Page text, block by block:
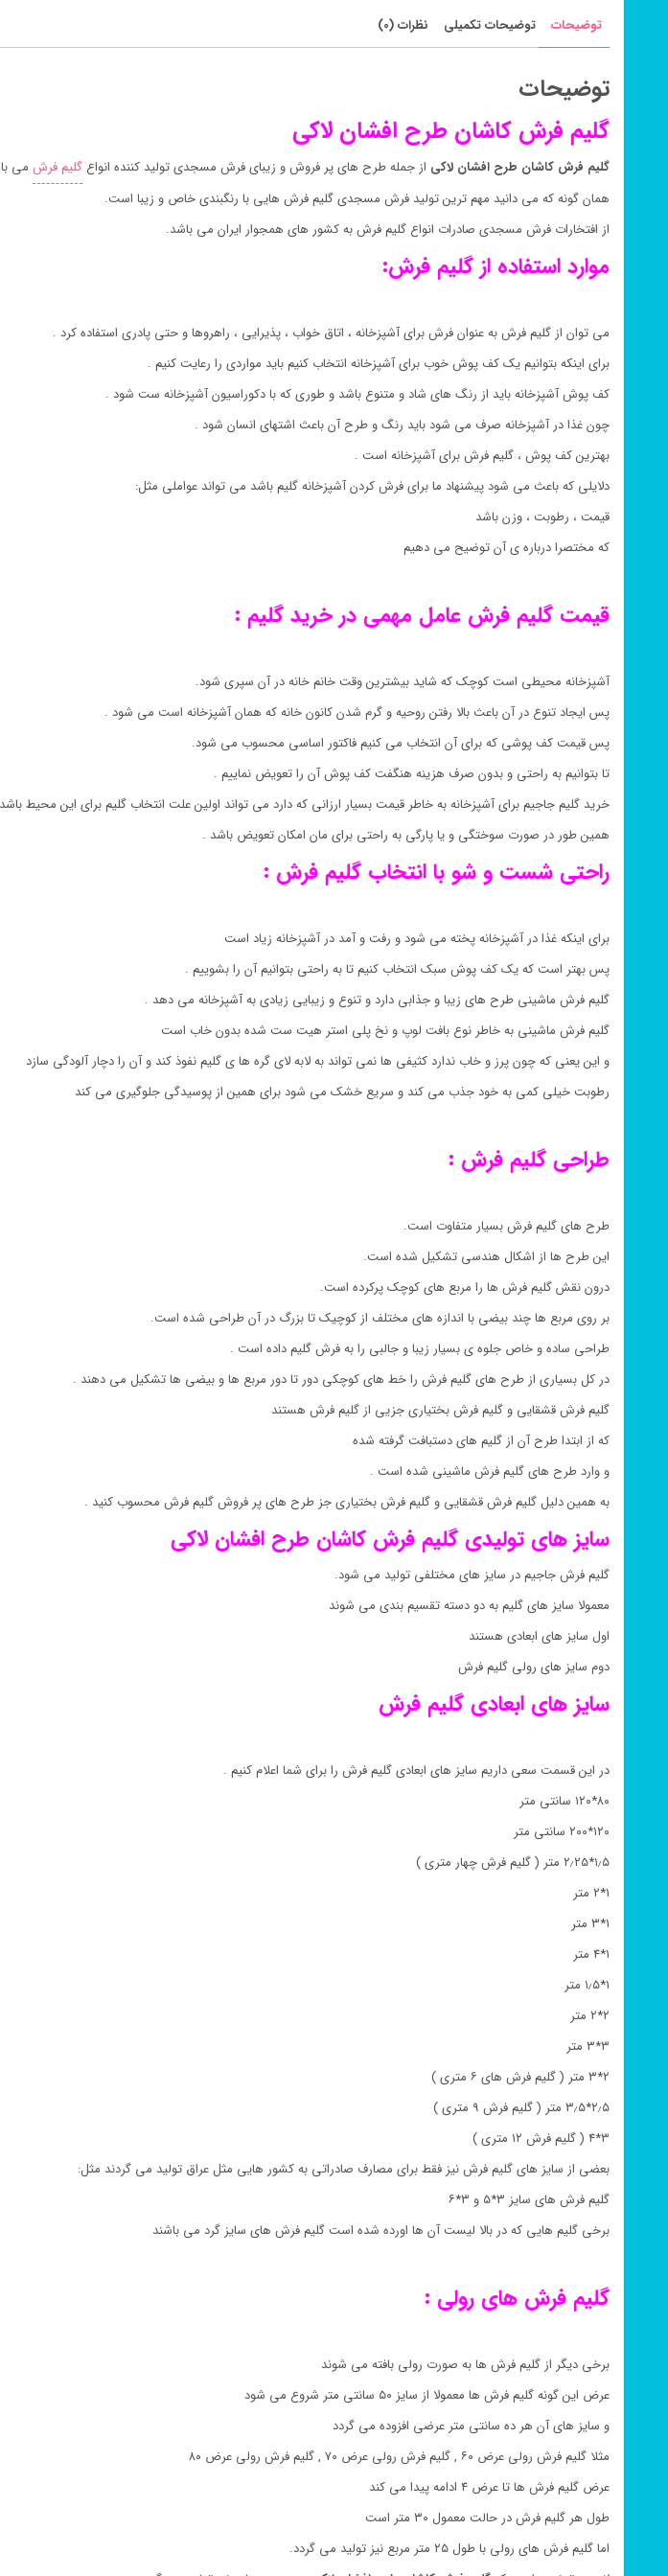
توضیحات توضیحات تکمیلی نظرات (0)
توضیحات
گلیم فرش کاشان طرح افشان لاکی
گلیم فرش کاشان طرح افشان لاکی از جمله طرح های پر فروش و زیبای فرش مسجدی تولید کننده انواعگلیم فرش می
همان گونه که می دانید مهم ترین تولید فرش مسجدی گلیم فرش هایی با رنگبندی خاص و زیبا است.
از افتخارات فرش مسجدی صادرات انواع گلیم فرش به کشور های همجوار ایران می باشد.
موارد استفاده از گلیم فرش:
می توان از گلیم فرش به عنوان فرش برای آشپزخانه ، اتاق خواب ، پذیرایی ، راهروها و حتی پادری استفاده کرد .
برای اینکه بتوانیم یک کف پوش خوب برای آشپزخانه انتخاب کنیم باید مواردی را رعایت کنیم .
کف پوش آشپزخانه باید از رنگ های شاد و متنوع باشد و طوری که با دکوراسیون آشپزخانه ست شود .
چون غذا در آشپزخانه صرف می شود باید رنگ و طرح آن باعث اشتهای انسان شود .
بهترین کف پوش ، گلیم فرش برای آشپزخانه است .
دلایلی که باعث می شود پیشنهاد ما برای فرش کردن آشپزخانه گلیم باشد می تواند عواملی مثل:
قیمت ، رطوبت ، وزن باشد
که مختصرا درباره ی آن توضیح می دهیم
قیمت گلیم فرش عامل مهمی در خرید گلیم :
آشپزخانه محیطی است کوچک که شاید بیشترین وقت خانم خانه در آن سپری شود.
پس ایجاد تنوع در آن باعث بالا رفتن روحیه و گرم شدن کانون خانه که همان آشپزخانه است می شود .
پس قیمت کف پوشی که برای آن انتخاب می کنیم فاکتور اساسی محسوب می شود.
تا بتوانیم به راحتی و بدون صرف هزینه هنگفت کف پوش آن را تعویض نماییم .
خرید گلیم جاجیم برای آشپزخانه به خاطر قیمت بسیار ارزانی که دارد می تواند اولین علت انتخاب گلیم برای این محیط
همین طور در صورت سوختگی و یا پارگی به راحتی برای مان امکان تعویض باشد .
راحتی شست و شو با انتخاب گلیم فرش :
برای اینکه غذا در آشپزخانه پخته می شود و رفت و آمد در آشپزخانه زیاد است
پس بهتر است که یک کف پوش سبک انتخاب کنیم تا به راحتی بتوانیم آن را بشوییم .
گلیم فرش ماشینی طرح های زیبا و جذابی دارد و تنوع و زیبایی زیادی به آشپزخانه می دهد .
گلیم فرش ماشینی به خاطر نوع بافت لوپ و نخ پلی استر هیت ست شده بدون خاب است
و این یعنی که چون پرز و خاب ندارد کثیفی ها نمی تواند به لابه لای گره ها ی گلیم نفوذ کند و آن را دچار آلودگی سازد
رطوبت خیلی کمی به خود جذب می کند و سریع خشک می شود برای همین از پوسیدگی جلوگیری می کند
طراحی گلیم فرش :
طرح های گلیم فرش بسیار متفاوت است.
این طرح ها از اشکال هندسی تشکیل شده است.
درون نقش گلیم فرش ها را مربع های کوچک پرکرده است.
بر روی مربع ها چند بیضی با اندازه های مختلف از کوچیک تا بزرگ در آن طراحی شده است.
طراحی ساده و خاص جلوه ی بسیار زیبا و جالبی را به فرش گلیم داده است .
در کل بسیاری از طرح های گلیم فرش را خط های کوچکی دور تا دور مربع ها و بیضی ها تشکیل می دهند .
گلیم فرش قشقایی و گلیم فرش بختیاری جزیی از گلیم فرش هستند
که از ابتدا طرح آن از گلیم های دستبافت گرفته شده
و وارد طرح های گلیم فرش ماشینی شده است .
به همین دلیل گلیم فرش قشقایی و گلیم فرش بختیاری جز طرح های پر فروش گلیم فرش محسوب کنید .
سایز های تولیدی گلیم فرش کاشان طرح افشان لاکی
گلیم فرش جاجیم در سایز های مختلفی تولید می شود.
معمولا سایز های گلیم به دو دسته تقسیم بندی می شوند
اول سایز های ابعادی هستند
دوم سایز های رولی گلیم فرش
سایز های ابعادی گلیم فرش
در این قسمت سعی داریم سایز های ابعادی گلیم فرش را برای شما اعلام کنیم .
۸۰*۱۲۰ سانتی متر
۱۲۰*۲۰۰ سانتی متر
۱٫۵*۲٫۲۵ متر ( گلیم فرش چهار متری )
۱*۲ متر
۱*۳ متر
۱*۴ متر
۱*۱٫۵ متر
۲*۲ متر
۳*۳ متر
۲*۳ متر ( گلیم فرش های ۶ متری )
۲٫۵*۳٫۵ متر ( گلیم فرش ۹ متری )
۳*۴ ( گلیم فرش ۱۲ متری )
بعضی از سایز های گلیم فرش نیز فقط برای مصارف صادراتی به کشور هایی مثل عراق تولید می گردند مثل:
گلیم فرش های سایز ۳*۵ و ۳*۶
برخی گلیم هایی که در بالا لیست آن ها اورده شده است گلیم فرش های سایز گرد می باشند
گلیم فرش های رولی :
برخی دیگر از گلیم فرش ها به صورت رولی بافته می شوند
عرض این گونه گلیم فرش ها معمولا از سایز ۵۰ سانتی متر شروع می شود
و سایز های آن هر ده سانتی متر عرضی افزوده می گردد
مثلا گلیم فرش رولی عرض ۶۰ , گلیم فرش رولی عرض ۷۰ , گلیم فرش رولی عرض ۸۰
عرض گلیم فرش ها تا عرض ۴ ادامه پیدا می کند
طول هر گلیم فرش در حالت معمول ۳۰ متر است
اما گلیم فرش های رولی با طول ۲۵ متر مربع نیز تولید می گردد.